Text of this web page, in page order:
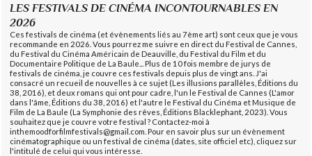
LES FESTIVALS DE CINÉMA INCONTOURNABLES EN
2026
Ces festivals de cinéma (et évènements liés au 7ème art) sont ceux que je vous
recommande en 2026. Vous pourrez me suivre en direct du Festival de Cannes,
du Festival du Cinéma Américain de Deauville, du Festival du Film et du
Documentaire Politique de La Baule... Plus de 10 fois membre de jurys de
festivals de cinéma, je couvre ces festivals depuis plus de vingt ans. J'ai
consacré un recueil de nouvelles à ce sujet (Les illusions parallèles, Éditions du
38, 2016), et deux romans qui ont pour cadre, l'un le Festival de Cannes (L'amor
dans l'âme, Éditions du 38, 2016) et l'autre le Festival du Cinéma et Musique de
Film de La Baule (La Symphonie des rêves, Éditions Blacklephant, 2023). Vous
souhaitez que je couvre votre festival ? Contactez-moi à
inthemoodforfilmfestivals@gmail.com. Pour en savoir plus sur un évènement
cinématographique ou un festival de cinéma (dates, site officiel etc), cliquez sur
l'intitulé de celui qui vous intéresse.